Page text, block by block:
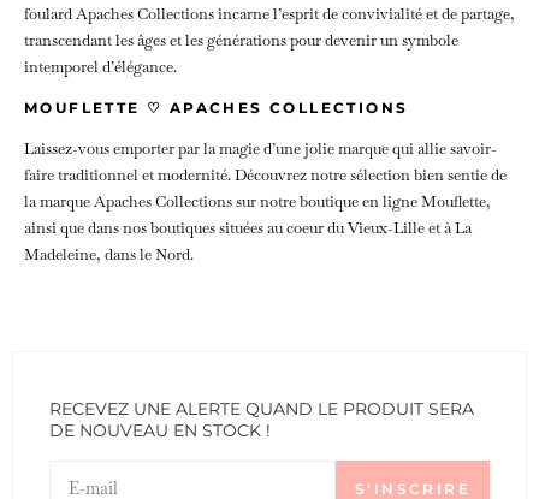
foulard Apaches Collections incarne l’esprit de convivialité et de partage,
transcendant les âges et les générations pour devenir un symbole
intemporel d’élégance.
MOUFLETTE ♡ APACHES COLLECTIONS
Laissez-vous emporter par la magie d’une jolie marque qui allie savoir-
faire traditionnel et modernité. Découvrez notre sélection bien sentie de
la marque Apaches Collections sur notre boutique en ligne Mouflette,
ainsi que dans nos boutiques situées au coeur du Vieux-Lille et à La
Madeleine, dans le Nord.
RECEVEZ UNE ALERTE QUAND LE PRODUIT SERA
DE NOUVEAU EN STOCK !
S'INSCRIRE